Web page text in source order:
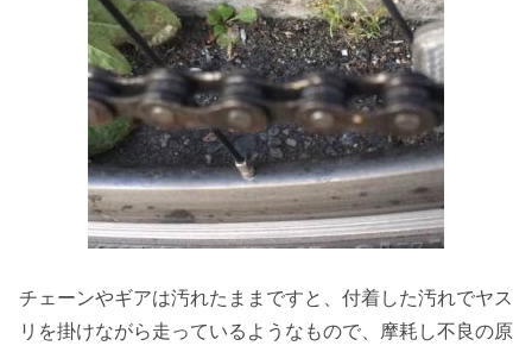
チェーンやギアは汚れたままですと、付着した汚れでヤス
リを掛けながら走っているようなもので、摩耗し不良の原